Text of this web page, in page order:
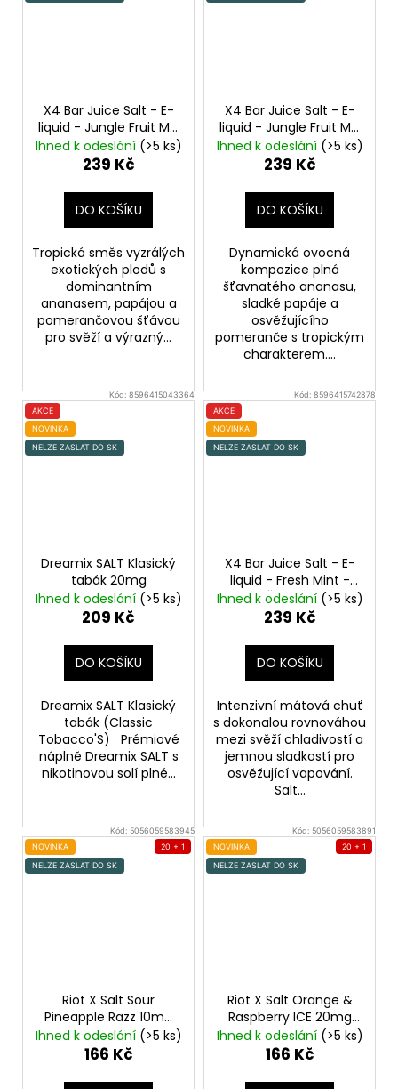
X4 Bar Juice Salt - E-
liquid - Jungle Fruit Mix
- 10mgExotický
ovocný mix
Ihned k odeslání (>5 ks)
239 Kč
DO KOŠÍKU
Tropická směs vyzrálých
exotických plodů s
dominantním
ananasem, papájou a
pomerančovou šťávou
pro svěží a výrazný...
X4 Bar Juice Salt - E-
liquid - Jungle Fruit Mix
- 20mgExotický
ovocný mix
Ihned k odeslání (>5 ks)
239 Kč
DO KOŠÍKU
Dynamická ovocná
kompozice plná
šťavnatého ananasu,
sladké papáje a
osvěžujícího
pomeranče s tropickým
charakterem....
Kód:8596415043364
AKCE
NOVINKA
NELZE ZASLAT DO SK
Dreamix SALT Klasický
tabák 20mg
Ihned k odeslání (>5 ks)
209 Kč
DO KOŠÍKU
Dreamix SALT Klasický
tabák (Classic
Tobacco'S) Prémiové
náplně Dreamix SALT s
nikotinovou solí plné...
Kód:8596415742878
AKCE
NOVINKA
NELZE ZASLAT DO SK
X4 Bar Juice Salt - E-
liquid - Fresh Mint -
10mg Čerstvá máta
Ihned k odeslání (>5 ks)
239 Kč
DO KOŠÍKU
Intenzivní mátová chuť
s dokonalou rovnováhou
mezi svěží chladivostí a
jemnou sladkostí pro
osvěžující vapování.
Salt...
Kód:5056059583945
NOVINKA
NELZE ZASLAT DO SK
20 + 1
Riot X Salt Sour
Pineapple Razz 10mg
Ananas a nakyslá
malina
Ihned k odeslání (>5 ks)
166 Kč
Kód:5056059583891
NOVINKA
NELZE ZASLAT DO SK
20 + 1
Riot X Salt Orange &
Raspberry ICE 20mg
Ledový pomeranč a
malina
Ihned k odeslání (>5 ks)
166 Kč